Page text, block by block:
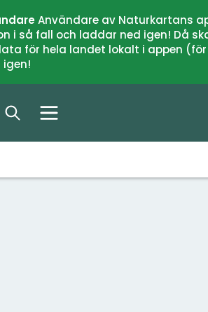
Användare av Naturkartans
i så fall och laddar ned igen! Då
för hela landet lokalt i appen
igen!